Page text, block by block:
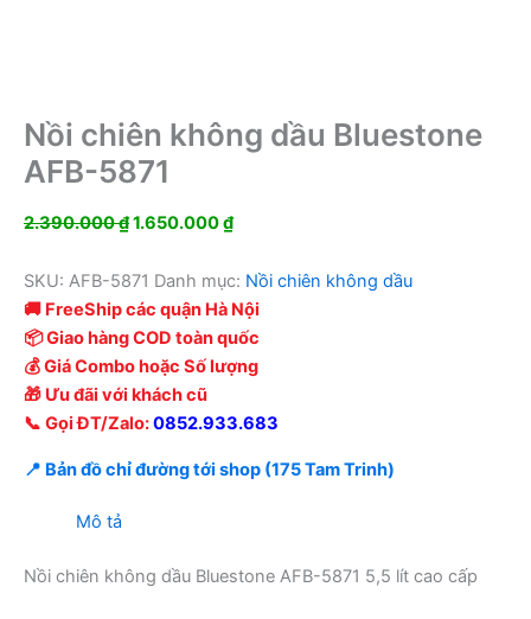
Nồi chiên không dầu Bluestone
AFB-5871
2.390.000₫Giá
là:
2.390.000 ₫.
1.650.000₫Giá
tại
là:
1.650.000 ₫.
SKU: AFB-5871 Danh mục: Nồi chiên không dầu
🚚 FreeShip các quận Hà Nội
📦 Giao hàng COD toàn quốc
💰 Giá Combo hoặc Số lượng
🎁 Ưu đãi với khách cũ
📞 Gọi ĐT/Zalo:0852.933.683
📍 Bản đồ chỉ đường tới shop (175 Tam Trinh)
Mô tả
Nồi chiên không dầu Bluestone AFB-5871 5,5 lít cao cấp